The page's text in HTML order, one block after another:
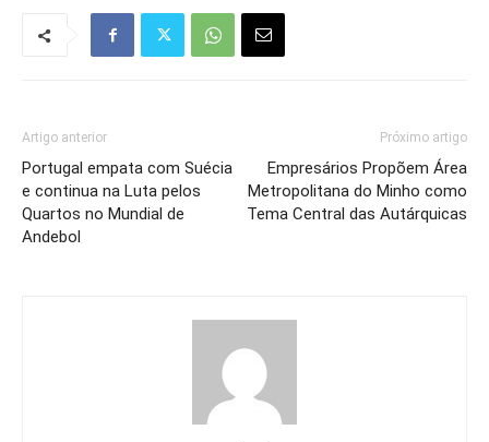
Artigo anterior
Portugal empata com Suécia
e continua na Luta pelos
Quartos no Mundial de
Andebol
Próximo artigo
Empresários Propõem Área
Metropolitana do Minho como
Tema Central das Autárquicas